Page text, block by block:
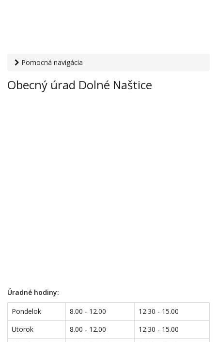
Pomocná navigácia
Obecný úrad Dolné Naštice
Obecný úrad Dolné Naštice
Úradné hodiny:
Pondelok 8.00 - 12.00
12.30 - 15.00
Utorok
8.00 - 12.00
12.30 - 15.00